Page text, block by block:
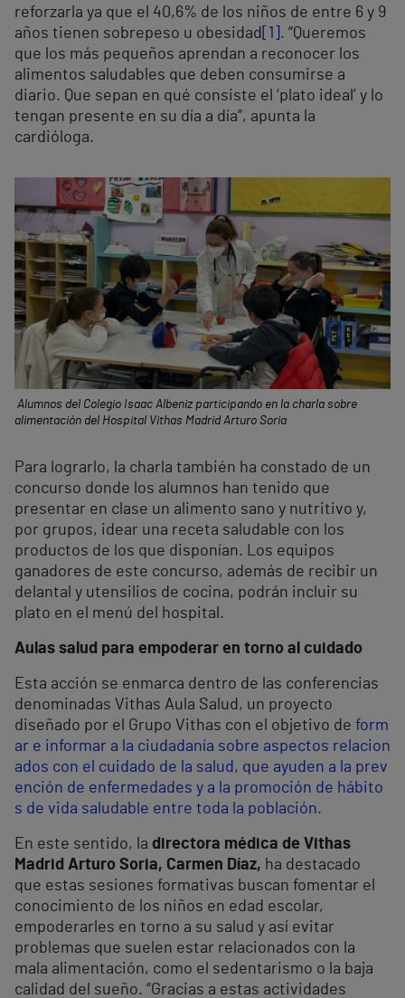
reforzarla ya que el 40,6% de los niños de entre 6 y 9
años tienen sobrepeso u obesidad
[1] . “Queremos
que los más pequeños aprendan a reconocer los
alimentos saludables que deben consumirse a
diario. Que sepan en qué consiste el ‘plato ideal’ y lo
tengan presente en su día a día”, apunta la
cardióloga.
Alumnos del Colegio Isaac Albeniz participando en la charla sobre
alimentación del Hospital Vithas Madrid Arturo Soria
Para lograrlo, la charla también ha constado de un
concurso donde los alumnos han tenido que
presentar en clase un alimento sano y nutritivo y,
por grupos, idear una receta saludable con los
productos de los que disponían. Los equipos
ganadores de este concurso, además de recibir un
delantal y utensilios de cocina, podrán incluir su
plato en el menú del hospital.
Aulas salud para empoderar en torno al cuidado
Esta acción se enmarca dentro de las conferencias
denominadas Vithas Aula Salud, un proyecto
diseñado por el Grupo Vithas con el objetivo de form
ar e informar a la ciudadanía sobre aspectos relacion
ados con el cuidado de la salud, que ayuden a la prev
ención de enfermedades y a la promoción de hábito
s de vida saludable entre toda la población.
En este sentido, la directora médica de Vithas
Madrid Arturo Soria, Carmen Díaz, ha destacado
que estas sesiones formativas buscan fomentar el
conocimiento de los niños en edad escolar,
empoderarles en torno a su salud y así evitar
problemas que suelen estar relacionados con la
mala alimentación, como el sedentarismo o la baja
calidad del sueño. “Gracias a estas actividades